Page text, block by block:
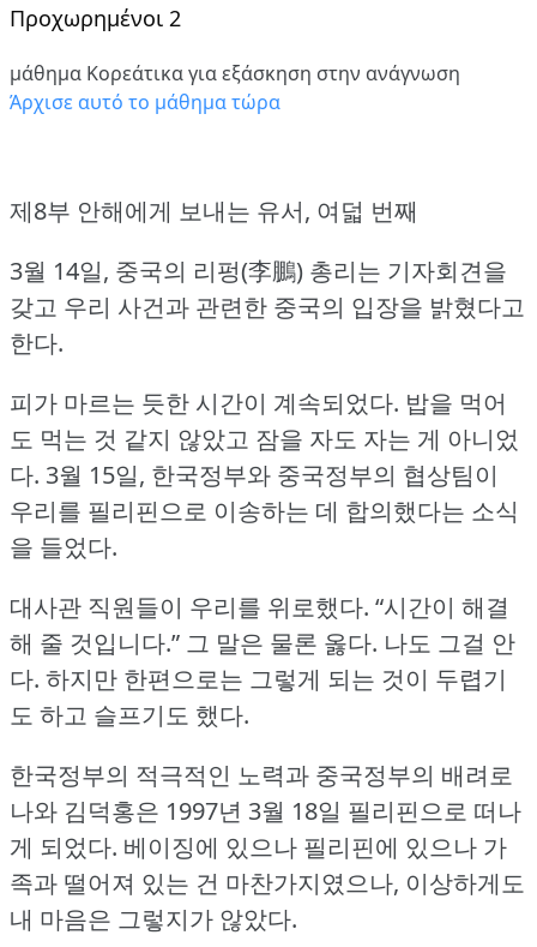
Προχωρημένοι 2
μάθημα Κορεάτικα για εξάσκηση στην ανάγνωση
Άρχισε αυτό το μάθημα τώρα
제8부 안해에게 보내는 유서, 여덟 번째
3월 14일, 중국의 리펑(李鵬) 총리는 기자회견을
갖고 우리 사건과 관련한 중국의 입장을 밝혔다고
한다.
피가 마르는 듯한 시간이 계속되었다. 밥을 먹어
도 먹는 것 같지 않았고 잠을 자도 자는 게 아니었
다. 3월 15일, 한국정부와 중국정부의 협상팀이
우리를 필리핀으로 이송하는 데 합의했다는 소식
을 들었다.
대사관 직원들이 우리를 위로했다. “시간이 해결
해 줄 것입니다.” 그 말은 물론 옳다. 나도 그걸 안
다. 하지만 한편으로는 그렇게 되는 것이 두렵기
도 하고 슬프기도 했다.
한국정부의 적극적인 노력과 중국정부의 배려로
나와 김덕홍은 1997년 3월 18일 필리핀으로 떠나
게 되었다. 베이징에 있으나 필리핀에 있으나 가
족과 떨어져 있는 건 마찬가지였으나, 이상하게도
내 마음은 그렇지가 않았다.